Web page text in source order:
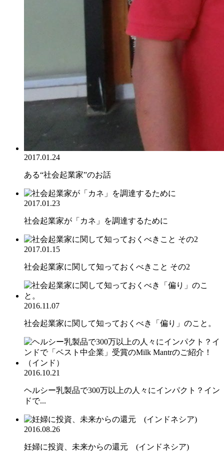
2017.01.24
ある“社会起業家”のお話
2017.01.23
社会起業家が「カネ」を調達するために
2017.01.15
社会起業家に関して知っておくべきこと その2
2016.11.07
社会起業家に関して知っておくべき「偏り」のこと。
2016.10.21
ヘルシー乳製品で300万以上の人々にインパクト？イン
ドで...
2016.08.26
妊婦に投資、未来からの還元 (インドネシア)